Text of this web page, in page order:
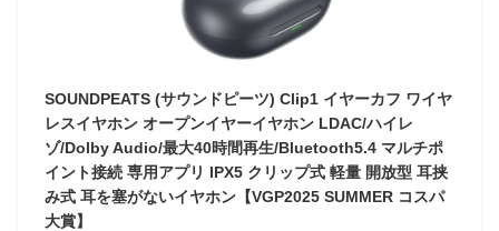
SOUNDPEATS (サウンドピーツ) Clip1 イヤーカフ ワイヤ
レスイヤホン オープンイヤーイヤホン LDAC/ハイレ
ゾ/Dolby Audio/最大40時間再生/Bluetooth5.4 マルチポ
イント接続 専用アプリ IPX5 クリップ式 軽量 開放型 耳挟
み式 耳を塞がないイヤホン【VGP2025 SUMMER コスパ
大賞】